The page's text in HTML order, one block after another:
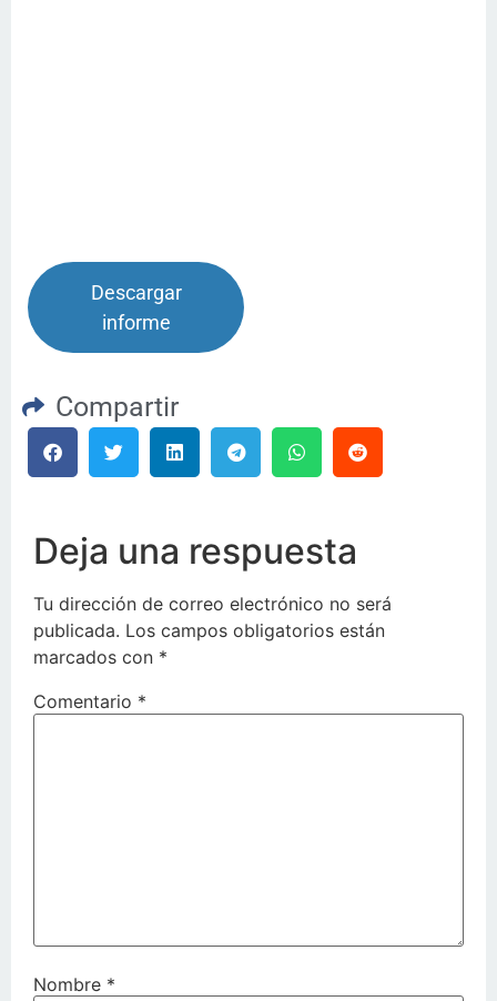
Descargar
informe
Compartir
Deja una respuesta
Tu dirección de correo electrónico no será
publicada. Los campos obligatorios están
marcados con *
Comentario *
Nombre *